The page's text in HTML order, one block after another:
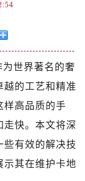
为世界著名的奢
越的工艺和精准
样高品质的手
走快。本文将深
些有效的解决技
示其在维护卡地